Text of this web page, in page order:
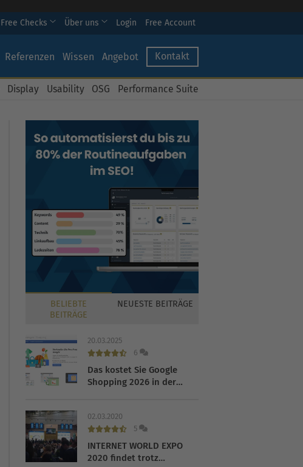
Free Checks Über uns Login Free Account
Referenzen Wissen Angebot Kontakt
Display Usability OSG Performance Suite
BELIEBTE
BEITRÄGE
NEUESTE BEITRÄGE
20.03.2025
6
Das kostet Sie Google
Shopping 2026 in der
02.03.2020
5
INTERNET WORLD EXPO
2020 findet trotz